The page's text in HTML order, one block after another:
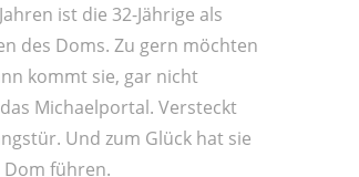
ist die 32-Jährige als
des Doms. Zu gern möchten
kommt sie, gar nicht
Michaelportal. Versteckt
Und zum Glück hat sie
Dom führen.